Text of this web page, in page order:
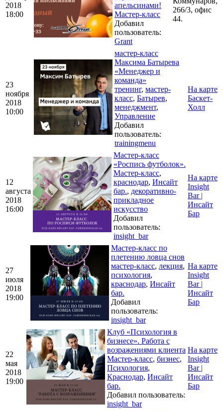
2018
18:00
апельсинами!
Мастер-класс
Добавил
пользователь:
Grant
266/3, офис
44.
23
ноября
2018
10:00
мастер-класс
Максима Батырева
«Менеджер и
команда»
тренинг, мастер-
класс, Батырев,
менеджмент,
Управление
Добавил
пользователь:
trainingmenu
На карте
Баскет-
Холл
12
августа
2018
16:00
Мастер-класс
«Роспись футболок».
Мастер-класс,
краснодар, Инсайт
бар., декоративно-
прикладное
искусство
Добавил
пользователь:
insight_bar
На карте
Insight
Bar |
Инсайт
Бар
27
июля
2018
19:00
Мастер-класс по
плетению ловца снов
мастер-класс, лекция,
психология,
краснодар, Инсайт
бар.
Добавил
пользователь:
insight_bar
На карте
Insight
Bar |
Инсайт
Бар
22
мая
2018
19:00
Клуб «Психология в
бизнесе». Работа с
возражениями клиента
Мастер-класс, бизнес,
Психология,
Краснодар, Инсайт
бар.
Добавил пользователь:
insight_bar
На карте
Insight
Bar |
Инсайт
Бар